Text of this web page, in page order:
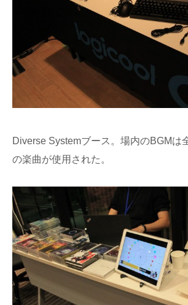
Diverse Systemブース。場内のBGMは
の楽曲が使用された。